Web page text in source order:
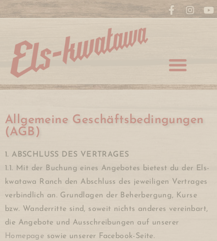
Allgemeine Geschäftsbedingungen
(AGB)
1. ABSCHLUSS DES VERTRAGES
1.1. Mit der Buchung eines Angebotes bietest du der Els-
kwatawa Ranch den Abschluss des jeweiligen Vertrages
verbindlich an. Grundlagen der Beherbergung, Kurse
bzw. Wanderritte sind, soweit nichts anderes vereinbart,
die Angebote und Ausschreibungen auf unserer
Homepage sowie unserer Facebook-Seite.